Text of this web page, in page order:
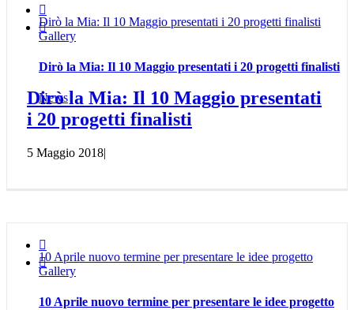
Dirò la Mia: Il 10 Maggio presentati i 20 progetti finalisti
Gallery
Dirò la Mia: Il 10 Maggio presentati i 20 progetti finalisti
News


Dirò la Mia: Il 10 Maggio presentati
i 20 progetti finalisti
5 Maggio 2018|
10 Aprile nuovo termine per presentare le idee progetto
Gallery
10 Aprile nuovo termine per presentare le idee progetto

